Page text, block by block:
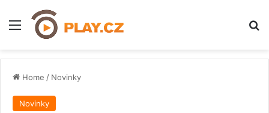
Menu
Home / Novinky
Novinky